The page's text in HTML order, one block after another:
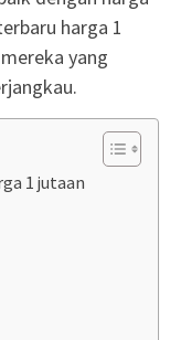
harga 1
yang
1 jutaan